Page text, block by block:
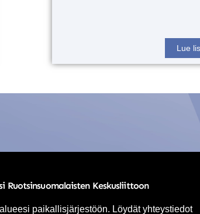
Lue
Ruotsinsuomalaisten Keskusliittoon
paikallisjärjestöön. Löydät yhteystiedot